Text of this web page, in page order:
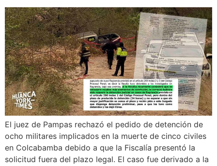
El juez de Pampas rechazó el pedido de detención de
ocho militares implicados en la muerte de cinco civiles
en Colcabamba debido a que la Fiscalía presentó la
solicitud fuera del plazo legal. El caso fue derivado a la